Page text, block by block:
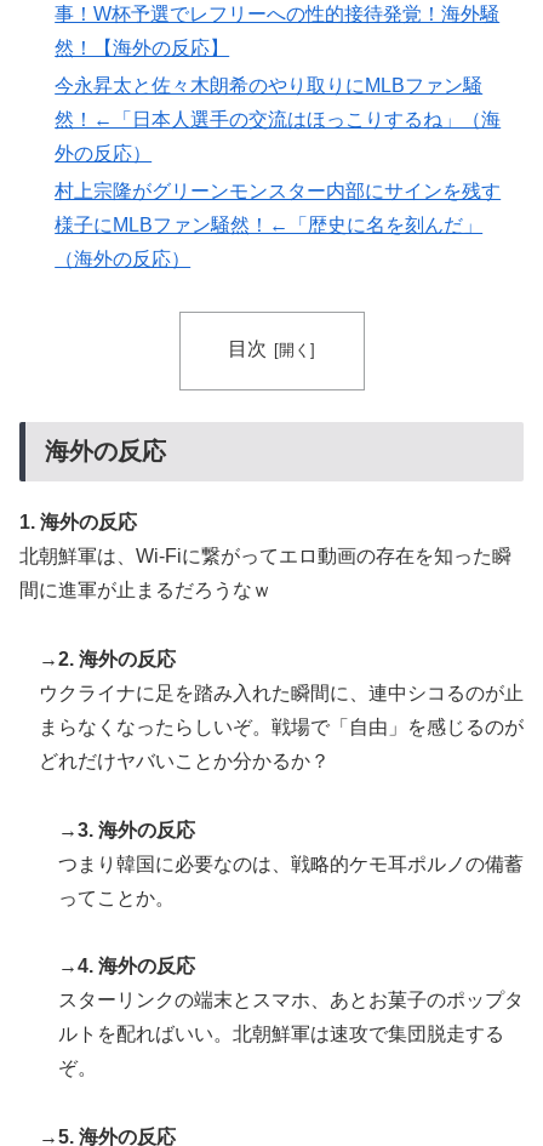
▶ 無気力な韓国代表、オーストリアにも0-1で敗北…3月の
Aマッチは2敗で終＝韓国の反応
▶ 外国人「2026年バロンドールは誰が受賞すべき?」エン
バペ、今季無冠でも初受賞か!?海外ファンが考える本命
とは!?【海外の反応】
▶ 海外「全部日本の真似だったのか…」 日本の普通のテ
レビ番組が最新SNSの数十年先を行っていたと話題に
▶ 【海外の反応】冨安健洋がクリスタル・パレス加入へ
韓国人「日本には韓国みたいなドラッグストアがないの
▶
ロシア「お前らの国にある似非エッフェル塔を見せてく
れ！」
▶
韓国人「日本でヤバい作品ばかりアニメ化してて心配に
▶ 韓国内で続く反日的雰囲気…日本不買運動の広報チラシ
▶
外国人「2002年W杯は?」韓国サッカーに衝撃的不祥
事！W杯予選でレフリーへの性的接待発覚！海外騒然！
【海外の反応】
▶
韓国、日本で韓国籍のインフルエンサーが7台の車に当
韓国人「日本でヤバい作品ばかりアニメ化してて心配に
なる…」
決定的に！メディカル検査をパス！現地サポが歓迎！ア
ーセナルファンも祝福！【海外の反応】
【海外の反応】野球を観はじめたばかりなんだが大谷翔
ップ層ではあるが二刀流の影響で超一流とまでは言えな
事！W杯予選でレフリーへの性的接待発覚！海外騒
然！【海外の反応】
今永昇太と佐々木朗希のやり取りにMLBファン騒
然！←「日本人選手の交流はほっこりするね」（海
外の反応）
村上宗隆がグリーンモンスター内部にサインを残す
様子にMLBファン騒然！←「歴史に名を刻んだ」
（海外の反応）
目次
海外の反応
1. 海外の反応
北朝鮮軍は、Wi-Fiに繋がってエロ動画の存在を知った瞬
間に進軍が止まるだろうなｗ
→2. 海外の反応
ウクライナに足を踏み入れた瞬間に、連中シコるのが止
まらなくなったらしいぞ。戦場で「自由」を感じるのが
どれだけヤバいことか分かるか？
→3. 海外の反応
つまり韓国に必要なのは、戦略的ケモ耳ポルノの備蓄
ってことか。
→4. 海外の反応
スターリンクの端末とスマホ、あとお菓子のポップタ
ルトを配ればいい。北朝鮮軍は速攻で集団脱走する
ぞ。
→5. 海外の反応